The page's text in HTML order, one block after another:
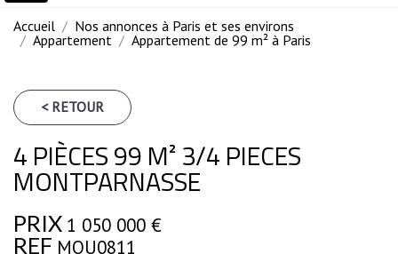
Accueil
Nos annonces à Paris et ses environs
Appartement
Appartement de 99 m² à Paris
< RETOUR
4 PIÈCES 99 M² 3/4 PIECES
MONTPARNASSE
PRIX 1 050 000 €
REF MOU0811